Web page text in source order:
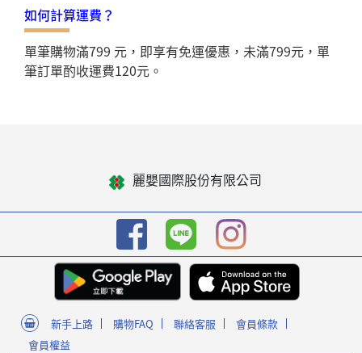
如何計算運費？
單筆購物滿799 元，即享有免運優惠，未滿799元，單
筆訂單酌收運費120元。
麗嬰國際股份有限公司
新手上路 購物FAQ 聯絡客服
會員條款
會員權益